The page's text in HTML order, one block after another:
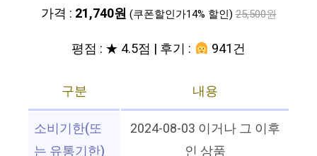
가격 : 21,740원 (쿠폰할인가14% 할인) 25,500원
평점 : ★ 4.5점 | 후기 : 941건
구분
내용
소비기한(또
는 유통기한)
2024-08-03 이거나 그 이후
인 상품